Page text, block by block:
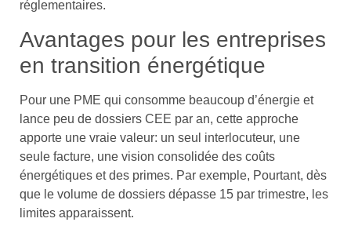
réglementaires.
Avantages pour les entreprises
en transition énergétique
Pour une PME qui consomme beaucoup d’énergie et
lance peu de dossiers CEE par an, cette approche
apporte une vraie valeur: un seul interlocuteur, une
seule facture, une vision consolidée des coûts
énergétiques et des primes. Par exemple, Pourtant, dès
que le volume de dossiers dépasse 15 par trimestre, les
limites apparaissent.